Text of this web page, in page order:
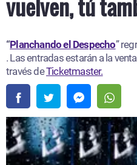
vuelven, tú
“Planchando el Despecho”
. Las entradas estarán a la
través deTicketmaster.